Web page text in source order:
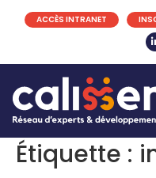
ACCÈS INTRANET
Étiquette :